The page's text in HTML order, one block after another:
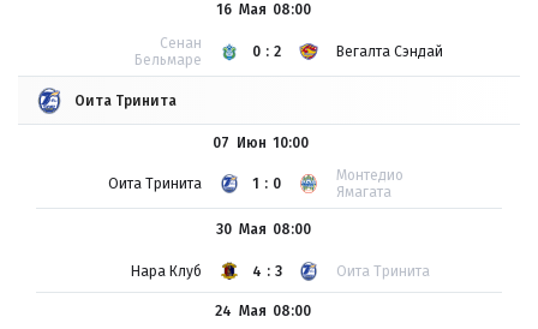
16 Мая
Сенан
Бельмаре
0:2 Вегалта Сэндай
08:00
Оита Тринита
07 Июн
Оита Тринита 1:0
Монтедио
Ямагата
10:00
30 Мая
Нара Клуб 4:3 Оита Тринита
08:00
24 Мая 08:00